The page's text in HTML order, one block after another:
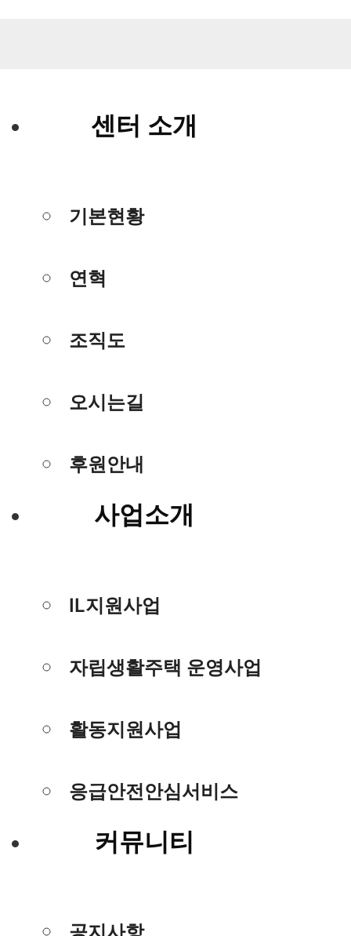
센터 소개
기본현황
연혁
조직도
오시는길
후원안내
사업소개
IL지원사업
자립생활주택 운영사업
활동지원사업
응급안전안심서비스
커뮤니티